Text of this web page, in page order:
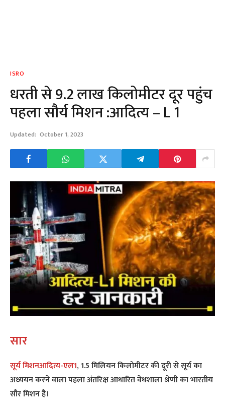
ISRO
धरती से 9.2 लाख किलोमीटर दूर पहुंच
पहला सौर्य मिशन :आदित्य – L 1
Updated: October 1, 2023
सार
सूर्य मिशनआदित्य-एल1,1.5 मिलियन किलोमीटर की दूरी से सूर्य का
अध्ययन करने वाला पहला अंतरिक्ष आधारित वेधशाला श्रेणी का भारतीय
सौर मिशन है।